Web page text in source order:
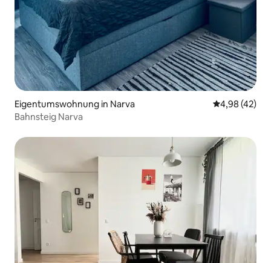
Eigentumswohnung in Narva
4,98 (42)
Bahnsteig Narva